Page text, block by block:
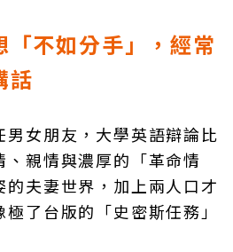
不如分手」，經常
話
女朋友，大學英語辯論比
親情與濃厚的「革命情
夫妻世界，加上兩人口才
了台版的「史密斯任務」